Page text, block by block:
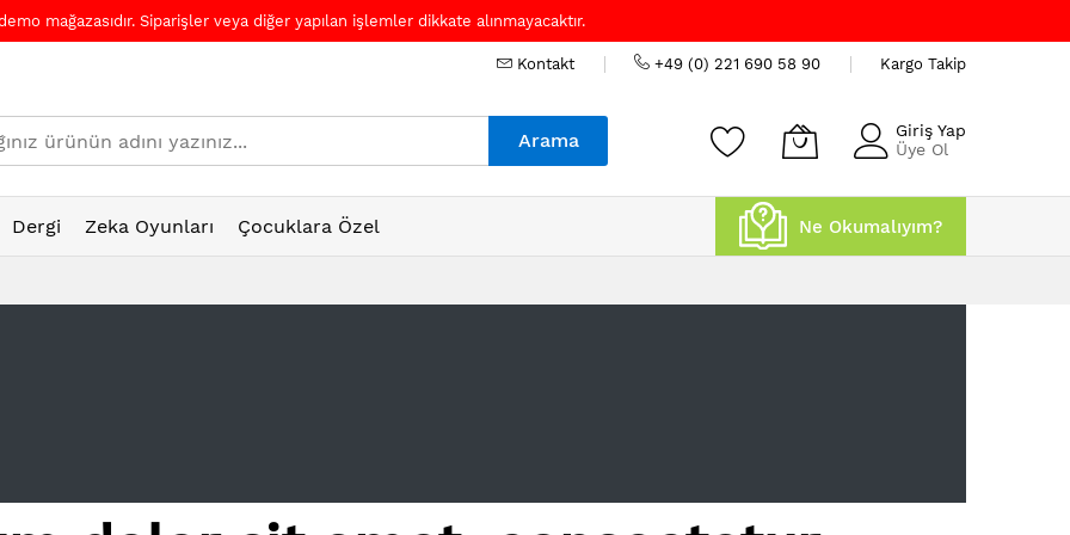
mağazasıdır. Siparişler veya diğer yapılan işlemler dikkate alınmayacaktır.
Kontakt +49 (0) 221 690 58 90 Kargo Takip
Arama
Giriş Yap
Üye Ol
Dergi Zeka Oyunları Çocuklara Özel Ne Okumalıyım?